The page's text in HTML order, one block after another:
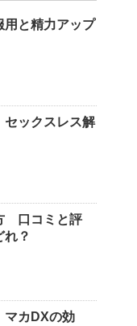
用と精力アップ
ックスレス解
口コミと評
？
カDXの効